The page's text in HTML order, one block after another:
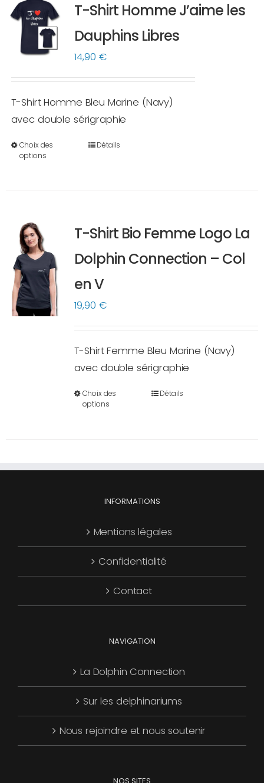
Les
options
peuvent
choisies
sur
T-Shirt Homme J’aime les
Dauphins Libres
14,90 €
T-Shirt Homme Bleu Marine (Navy)
avec double sérigraphie
Choix des
options
Ce
Les
options
peuvent
être
choisies
page
du
produit
Détails
T-Shirt Bio Femme Logo La
Dolphin Connection – Col
en V
19,90 €
T-Shirt Femme Bleu Marine (Navy)
avec double sérigraphie
Choix des
options
Ce
options
être
choisies
sur
produit
Détails
INFORMATIONS
Mentions légales
Confidentialité
Contact
NAVIGATION
La Dolphin Connection
Sur les delphinariums
Nous rejoindre et nous soutenir